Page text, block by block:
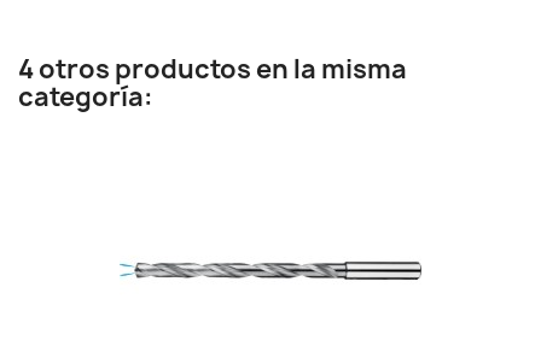
4 otros productos en la misma
categoría: